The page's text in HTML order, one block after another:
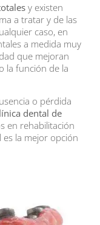
y existen
a tratar y de las
caso, en
a medida muy
que mejoran
la función de la
o pérdida
dental de
en rehabilitación
la mejor opción